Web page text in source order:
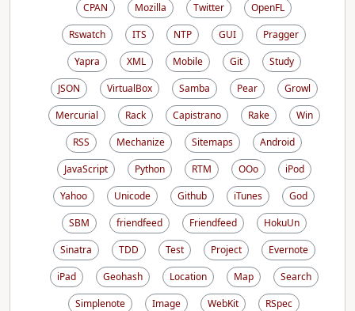
CPAN
Mozilla Twitter
OpenFL
Rswatch
ITS NTP GUI
Pragger
Yapra
XML Mobile Git
Study
JSON
VirtualBox Samba Pear
Growl
Mercurial
Rack Capistrano Rake
Win
RSS
Mechanize Sitemaps
Android
JavaScript
Python RTM OOo
iPod
Yahoo
Unicode Github iTunes
God
SBM
friendfeed Friendfeed
HokuUn
Sinatra
TDD Test Project
Evernote
iPad
Geohash Location Map
Search
Simplenote
Image WebKit
RSpec